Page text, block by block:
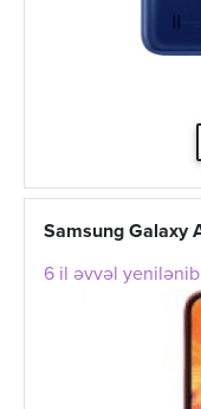
Samsung Galaxy
6 il əvvəl yenilənib